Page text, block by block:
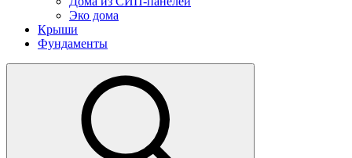
Эко дома
Крыши
Фундаменты